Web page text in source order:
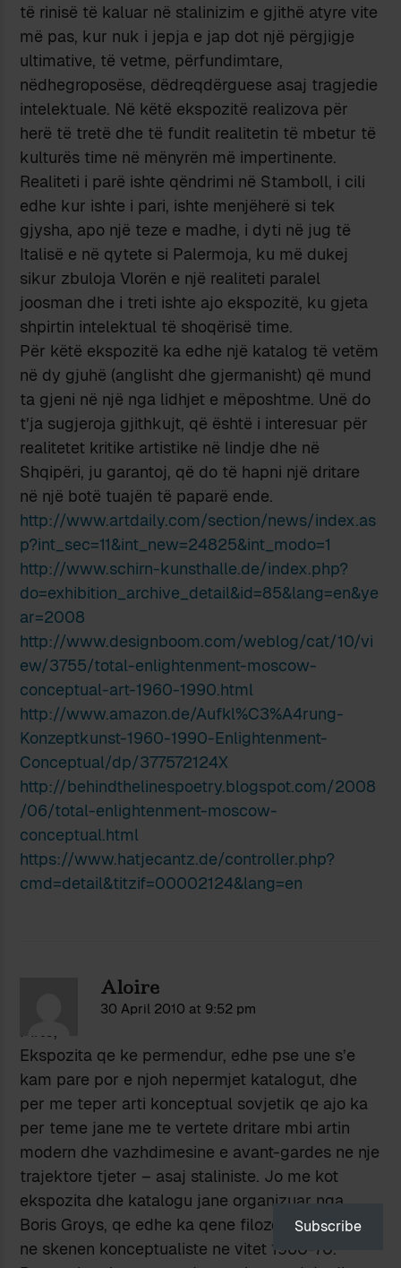
të rinisë të kaluar në stalinizim e gjithë atyre vite
më pas, kur nuk i jepja e jap dot një përgjigje
ultimative, të vetme, përfundimtare,
nëdhegroposëse, dëdreqdërguese asaj tragjedie
intelektuale. Në këtë ekspozitë realizova për
herë të tretë dhe të fundit realitetin të mbetur të
kulturës time në mënyrën më impertinente.
Realiteti i parë ishte qëndrimi në Stamboll, i cili
edhe kur ishte i pari, ishte menjëherë si tek
gjysha, apo një teze e madhe, i dyti në jug të
Italisë e në qytete si Palermoja, ku më dukej
sikur zbuloja Vlorën e një realiteti paralel
joosman dhe i treti ishte ajo ekspozitë, ku gjeta
shpirtin intelektual të shoqërisë time.
Për këtë ekspozitë ka edhe një katalog të vetëm
në dy gjuhë (anglisht dhe gjermanisht) që mund
ta gjeni në një nga lidhjet e mëposhtme. Unë do
t’ja sugjeroja gjithkujt, që është i interesuar për
realitetet kritike artistike në lindje dhe në
Shqipëri, ju garantoj, që do të hapni një dritare
në një botë tuajën të paparë ende.
http://www.artdaily.com/section/news/index.as
p?int_sec=11&int_new=24825&int_modo=1
http://www.schirn-kunsthalle.de/index.php?
do=exhibition_archive_detail&id=85&lang=en&ye
ar=2008
http://www.designboom.com/weblog/cat/10/vi
ew/3755/total-enlightenment-moscow-
conceptual-art-1960-1990.html
http://www.amazon.de/Aufkl%C3%A4rung-
Konzeptkunst-1960-1990-Enlightenment-
Conceptual/dp/377572124X
http://behindthelinespoetry.blogspot.com/2008
/06/total-enlightenment-moscow-
conceptual.html
https://www.hatjecantz.de/controller.php?
cmd=detail&titzif=00002124&lang=en
Aloire
30 April 2010 at 9:52 pm
Ekspozita qe ke permendur, edhe pse une s’e
kam pare por e njoh nepermjet katalogut, dhe
per me teper arti konceptual sovjetik qe ajo ka
per teme jane me te vertete dritare mbi artin
modern dhe vazhdimesine e avant-gardes ne nje
trajektore tjeter – asaj staliniste. Jo me kot
ekspozita dhe katalogu jane organizuar nga
Boris Groys, qe edhe ka qene filozofi pjesmarres
ne skenen konceptualiste ne vitet 1960-70.
Subscribe